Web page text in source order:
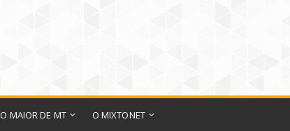
O MAIOR DE MT O MIXTONET